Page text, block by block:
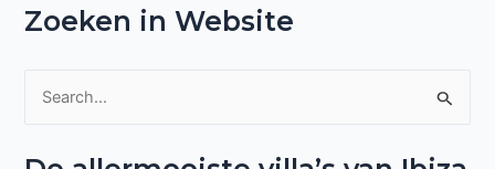
Zoeken in Website